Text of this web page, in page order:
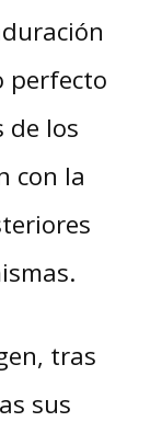
perfecto
de los
con la
tras
sus